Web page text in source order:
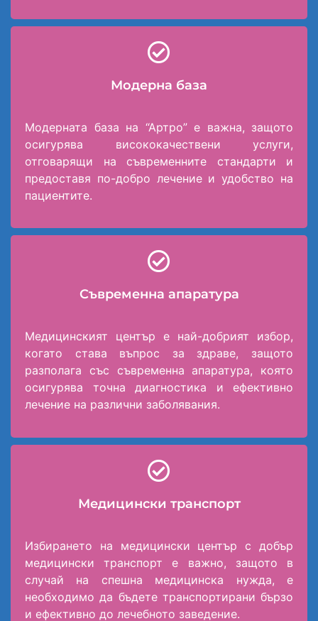
Модерна база
Модерната база на “Артро” е важна, защото
осигурява висококачествени услуги,
отговарящи на съвременните стандарти и
предоставя по-добро лечение и удобство на
пациентите.
Съвременна апаратура
Медицинският център е най-добрият избор,
когато става въпрос за здраве, защото
разполага със съвременна апаратура, която
осигурява точна диагностика и ефективно
лечение на различни заболявания.
Медицински транспорт
Избирането на медицински център с добър
медицински транспорт е важно, защото в
случай на спешна медицинска нужда, е
необходимо да бъдете транспортирани бързо
и ефективно до лечебното заведение.